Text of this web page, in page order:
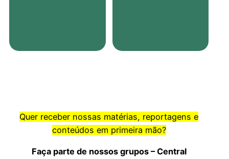
Quer receber nossas matérias, reportagens e
conteúdos em primeira mão?
Faça parte de nossos grupos – Central